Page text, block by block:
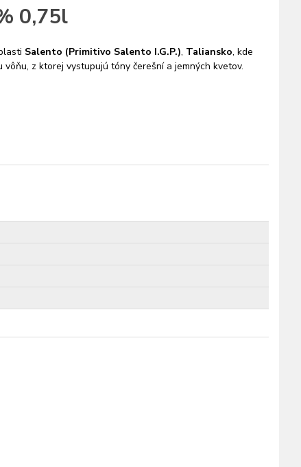
0,75l
Salento (Primitivo Salento I.G.P.), Taliansko, kde
z ktorej vystupujú tóny čerešní a jemných kvetov.